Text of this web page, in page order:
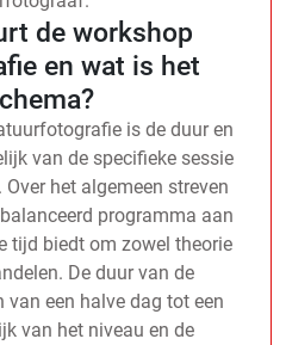
de workshop
en wat is het
is de duur en
van de specifieke sessie
het algemeen streven
programma aan
tijd biedt om zowel theorie
De duur van de
een halve dag tot een
van het niveau en de